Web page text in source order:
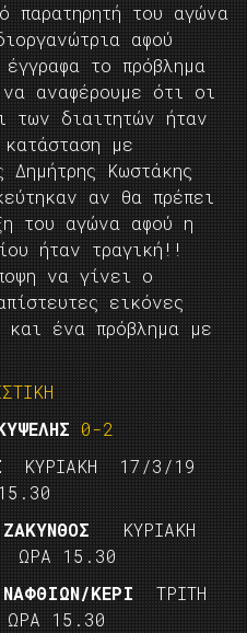
παρατηρητή του αγώνα
αφού
το πρόβλημα
αναφέρουμε ότι οι
των διαιτητών ήταν
με
Δημήτρης Κωστάκης
αν θα πρέπει
του αγώνα αφού η
ήταν τραγική!!
να γίνει ο
εικόνες
και ένα πρόβλημα με
0-2
ΚΥΡΙΑΚΗ 17/3/19
ΚΥΡΙΑΚΗ
15.30
ΚΕΡΙ ΤΡΙΤΗ
ΩΡΑ 15.30